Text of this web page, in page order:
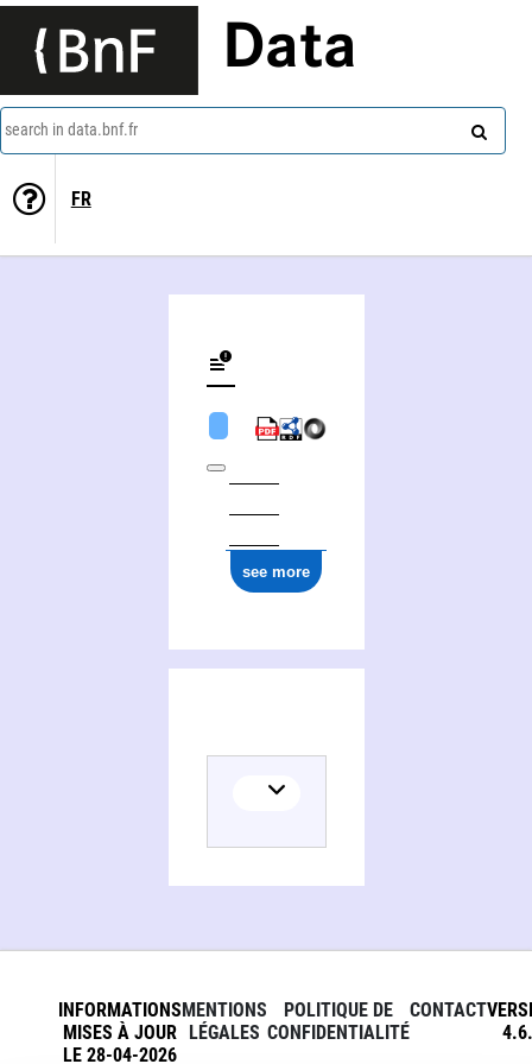
Data
search in data.bnf.fr
FR
see more
INFORMATIONS
MISES À JOUR
LE 28-04-2026
MENTIONS
LÉGALES
POLITIQUE DE
CONFIDENTIALITÉ
CONTACT